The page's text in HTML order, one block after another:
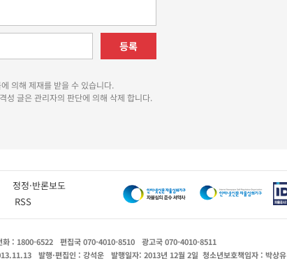
등록
의해 제재를 받을 수 있습니다.
성 글은 관리자의 판단에 의해 삭제 합니다.
정정·반론보도
RSS
화 : 1800-6522 편집국 070-4010-8510
광고국 070-4010-8511
발행·편집인 : 강석운 발행일자: 2013년 12월 2일 청소년보호책임자 : 박상유